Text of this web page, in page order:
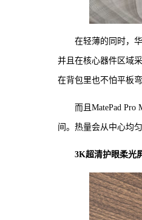
在轻薄的同时，
并且在核心器件区域
在背包里也不怕平板弯
而且MatePad
间。热量会从中心均
3K超清护眼柔光